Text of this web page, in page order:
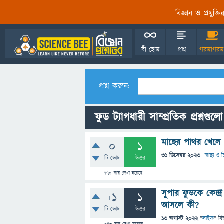
বিজ্ঞান ও
বী হোম প্রশ্ন
প্রশ্ন করুন:
ফুড ট্যাগধারী সাম্প্রতিক প্রশ্নগুলো
0
টি ভোট
1
উত্তর
770 বার দেখা হয়েছে
মাছের পাথর
31 ডিসেম্বর 2023 "স্বাস্থ্য ও
+1
টি ভোট
1
উত্তর
সুপার ফুডকে
আসলে কী?
13 অগাস্ট 2022 "লাইফ"